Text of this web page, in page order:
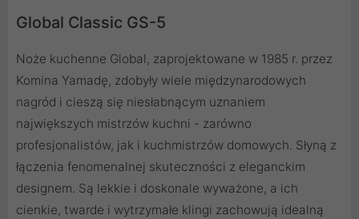
Global Classic GS-5
Noże kuchenne Global, zaprojektowane w 1985 r. przez
Komina Yamadę, zdobyły wiele międzynarodowych
nagród i cieszą się niesłabnącym uznaniem
największych mistrzów kuchni - zarówno
profesjonalistów, jak i kuchmistrzów domowych. Słyną z
łączenia fenomenalnej skuteczności z eleganckim
designem. Są lekkie i doskonale wyważone, a ich
cienkie, twarde i wytrzymałe klingi zachowują idealną